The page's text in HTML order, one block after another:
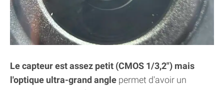
Le capteur est assez petit (CMOS 1/3,2") mais
l'optique ultra-grand angle permet d'avoir un